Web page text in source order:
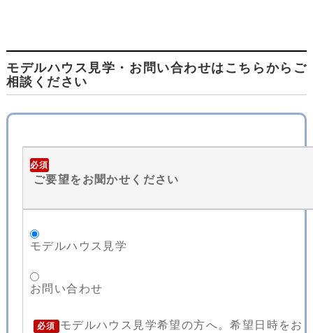
モデルハウス見学・お問い合わせはこちらからご
相談ください
必須
ご要望をお聞かせください
モデルハウス見学
お問い合わせ
必須
モデルハウス見学希望の方へ。希望日時をお